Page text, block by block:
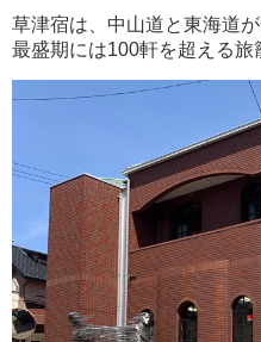
草津宿は、中山道と東海道
最盛期には100軒を超える旅